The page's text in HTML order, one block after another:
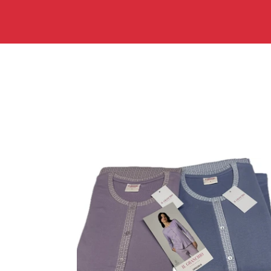
donna
aperti
davanti
per
ospedale
100%